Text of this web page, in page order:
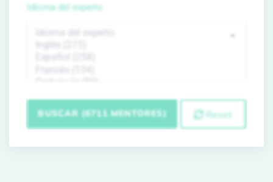
Idioma del experto
BUSCAR (6711 MENTORES) Reset